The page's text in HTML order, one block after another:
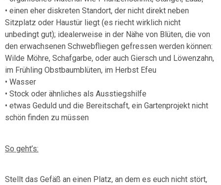
• einen eher diskreten Standort, der nicht direkt neben
Sitzplatz oder Haustür liegt (es riecht wirklich nicht
unbedingt gut); idealerweise in der Nähe von Blüten, die von
den erwachsenen Schwebfliegen gefressen werden können:
Wilde Möhre, Schafgarbe, oder auch Giersch und Löwenzahn,
im Frühling Obstbaumblüten, im Herbst Efeu
• Wasser
• Stock oder ähnliches als Ausstiegshilfe
• etwas Geduld und die Bereitschaft, ein Gartenprojekt nicht
schön finden zu müssen
So geht’s:
Stellt das Gefäß an einen Platz, an dem es euch nicht stört,